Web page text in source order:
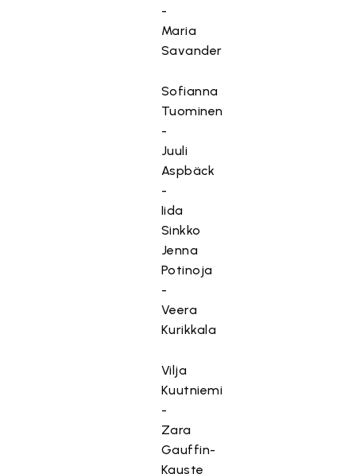
-
Maria
Savander
Sofianna
Tuominen
-
Juuli
Aspbäck
-
Iida
Sinkko
Jenna
Potinoja
-
Veera
Kurikkala
Vilja
Kuutniemi
-
Zara
Gauffin-
Kauste